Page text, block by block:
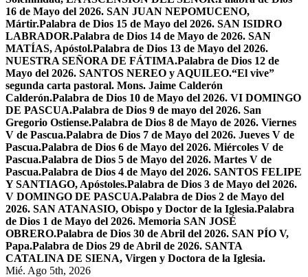
16 de Mayo del 2026. SAN JUAN NEPOMUCENO,
Mártir.Palabra de Dios 15 de Mayo del 2026. SAN ISIDRO
LABRADOR.Palabra de Dios 14 de Mayo de 2026. SAN
MATÍAS, Apóstol.Palabra de Dios 13 de Mayo del 2026.
NUESTRA SEÑORA DE FÁTIMA.Palabra de Dios 12 de
Mayo del 2026. SANTOS NEREO y AQUILEO.“El vive”
segunda carta pastoral. Mons. Jaime Calderón
Calderón.Palabra de Dios 10 de Mayo del 2026. VI DOMINGO
DE PASCUA.Palabra de Dios 9 de mayo del 2026. San
Gregorio Ostiense.Palabra de Dios 8 de Mayo de 2026. Viernes
V de Pascua.Palabra de Dios 7 de Mayo del 2026. Jueves V de
Pascua.Palabra de Dios 6 de Mayo del 2026. Miércoles V de
Pascua.Palabra de Dios 5 de Mayo del 2026. Martes V de
Pascua.Palabra de Dios 4 de Mayo del 2026. SANTOS FELIPE
Y SANTIAGO, Apóstoles.Palabra de Dios 3 de Mayo del 2026.
V DOMINGO DE PASCUA.Palabra de Dios 2 de Mayo del
2026. SAN ATANASIO, Obispo y Doctor de la Iglesia.Palabra
de Dios 1 de Mayo del 2026. Memoria SAN JOSÉ
OBRERO.Palabra de Dios 30 de Abril del 2026. SAN PÍO V,
Papa.Palabra de Dios 29 de Abril de 2026. SANTA
CATALINA DE SIENA, Virgen y Doctora de la Iglesia.
Mié. Ago 5th, 2026